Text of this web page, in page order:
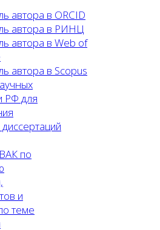
автора в ORCID
автора в РИНЦ
автора в Web of
автора в Scopus
РФ для
по
и
теме